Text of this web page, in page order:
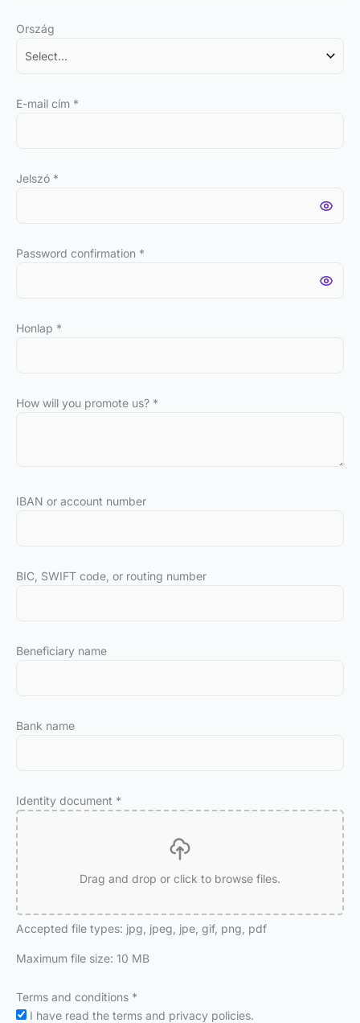
Ország
E-mail cím *
Jelszó *
Password confirmation *
Honlap *
How will you promote us? *
IBAN or account number
BIC, SWIFT code, or routing number
Beneficiary name
Bank name
Identity document *
Drag and drop or click to browse files.
Accepted file types: jpg, jpeg, jpe, gif, png, pdf
Maximum file size: 10 MB
Terms and conditions *
I have read the terms and privacy policies.